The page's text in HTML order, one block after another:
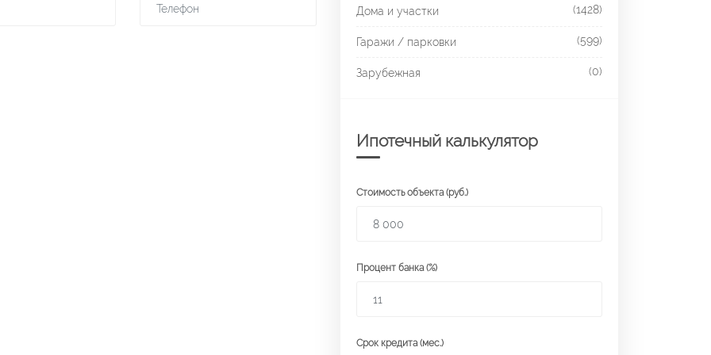
Дома и участки (1428)
Гаражи / парковки (599)
Зарубежная (0)
Ипотечный калькулятор
Стоимость объекта (руб.)
Процент банка (%)
Срок кредита (мес.)